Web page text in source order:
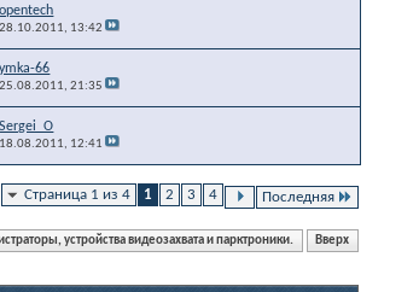
opentech
28.10.2011, 13:42
ymka-66
25.08.2011,21:35
Sergei_O
18.08.2011, 12:41
Страница 1 из 4 1 2 3 4 Последняя
устройства видеозахвата и парктроники. Вверх